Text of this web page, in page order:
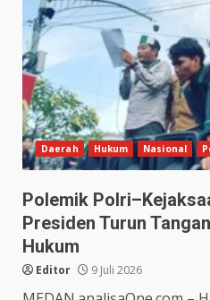
Daerah Hukum Nasional
Polemik
Presiden Turun
Hukum
Editor 9 Juli 2026